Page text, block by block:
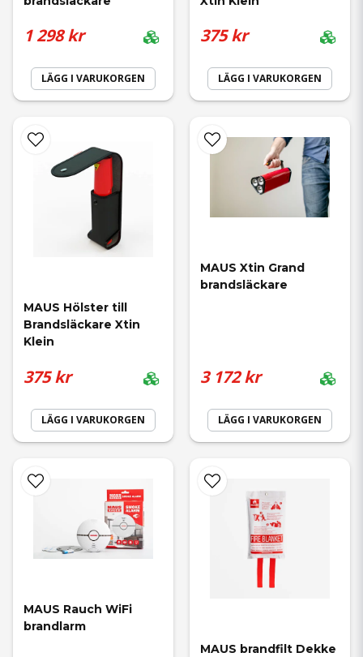
1 298 kr
LÄGG I VARUKORGEN
375 kr
LÄGG I VARUKORGEN
MAUS Hölster till
Brandsläckare Xtin
Klein
375 kr
LÄGG I VARUKORGEN
MAUS Xtin Grand
brandsläckare
3 172 kr
LÄGG I VARUKORGEN
MAUS Rauch WiFi
brandlarm
MAUS brandfilt Dekke